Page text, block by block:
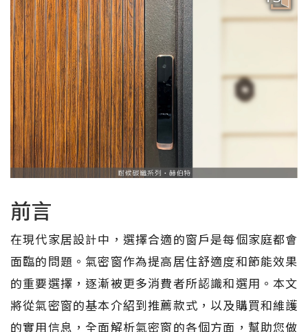
前言
在現代家居設計中，選擇合適的窗戶是每個家庭都會
面臨的問題。氣密窗作為提高居住舒適度和節能效果
的重要選擇，逐漸被更多消費者所認識和選用。本文
將從氣密窗的基本介紹到推薦款式，以及購買和維護
的實用信息，全面解析氣密窗的各個方面，幫助您做